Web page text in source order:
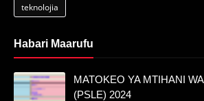
teknolojia
Habari Maarufu
MATOKEO YA MTIHANI
(PSLE) 2024